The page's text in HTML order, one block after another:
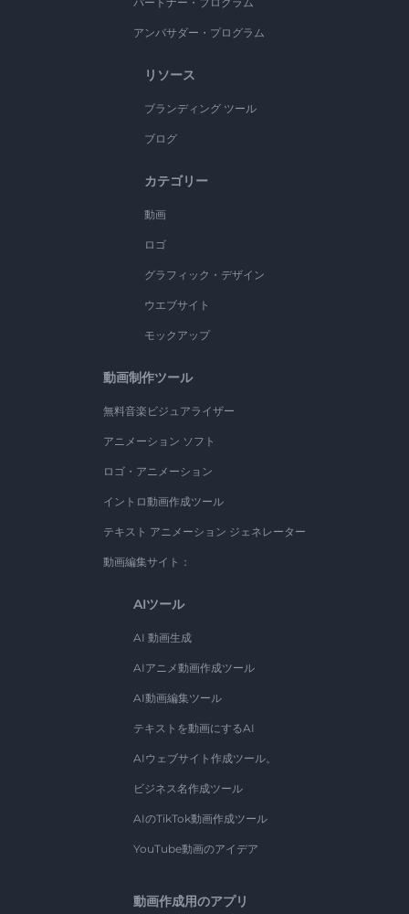
アンバサダー・プログラム
リソース
ブランディング ツール
ブログ
カテゴリー
動画
ロゴ
グラフィック・デザイン
ウエブサイト
モックアップ
動画制作ツール
無料音楽ビジュアライザー
アニメーション ソフト
ロゴ・アニメーション
イントロ動画作成ツール
テキスト アニメーション ジェネレーター
動画編集サイト：
AIツール
AI 動画生成
AIアニメ動画作成ツール
AI動画編集ツール
テキストを動画にするAI
AIウェブサイト作成ツール。
ビジネス名作成ツール
AIのTikTok動画作成ツール
YouTube動画のアイデア
動画作成用のアプリ